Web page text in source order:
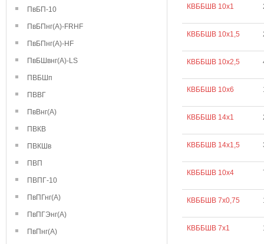
ПвБП-10
ПвБПнг(А)-FRHF
ПвБПнг(А)-HF
ПвБШвнг(А)-LS
ПВБШп
ПВВГ
ПвВнг(А)
ПВКВ
ПВКШв
ПВП
ПВПГ-10
ПвПГнг(А)
ПвПГЭнг(А)
ПвПнг(А)
КВББШВ 10х1
КВББШВ 10х1,5
КВББШВ 10х2,5
КВББШВ 10х6
КВББШВ 14х1
КВББШВ 14х1,5
КВББШВ 10х4
КВББШВ 7х0,75
КВББШВ 7х1